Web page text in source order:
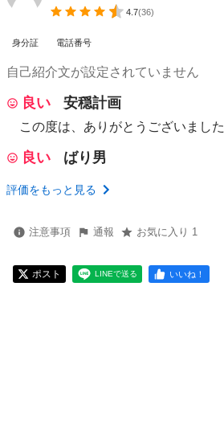
4.7(36)
身分証 電話番号
自己紹介文が設定されていません
良い 安穏計画
この度は、ありがとうございました
良い ばり男
評価をもっと見る
注意事項 通報 お気に入り 1
ポスト LINEで送る いいね！